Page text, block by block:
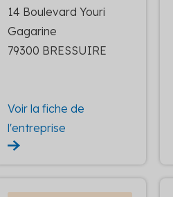
14 Boulevard Youri
Gagarine
79300 BRESSUIRE
Voir la fiche de
l'entreprise